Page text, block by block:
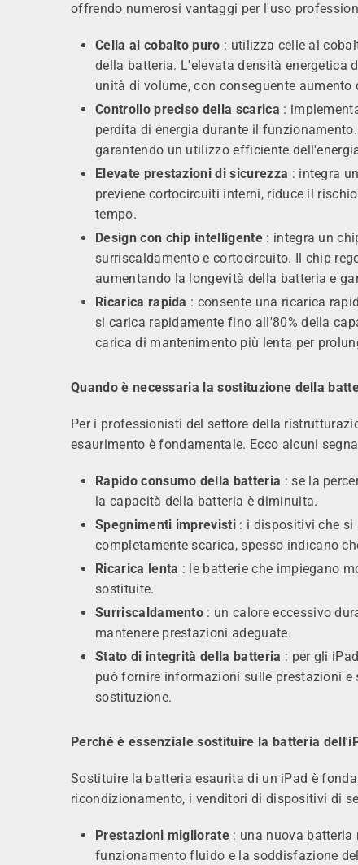
offrendo numerosi vantaggi per l'uso
Cella al cobalto puro : utilizza celle al
della batteria. L'elevata densità energetica
unità di volume, con conseguente
Controllo preciso della scarica :
perdita di energia durante il
garantendo un utilizzo efficiente
Elevate prestazioni di sicurezza : integra
previene cortocircuiti interni, riduce il
tempo.
Design con chip intelligente: integra un
surriscaldamento e cortocircuito. Il chip
aumentando la longevità della batteria e
Ricarica rapida : consente una ricarica
si carica rapidamente fino all'80% della
carica di mantenimento più lenta per
Quando è necessaria la sostituzione della
Per i professionisti del settore della
esaurimento è fondamentale. Ecco alcuni
Rapido consumo della batteria : se la
la capacità della batteria è diminuita.
Spegnimenti imprevisti : i dispositivi che si
completamente scarica, spesso indicano
Ricarica lenta : le batterie che impiegano
sostituite.
Surriscaldamento : un calore eccessivo
mantenere prestazioni adeguate.
Stato di integrità della batteria : per gli
può fornire informazioni sulle prestazioni
sostituzione.
Perché è essenziale sostituire la batteria
Sostituire la batteria esaurita di un iPad è
ricondizionamento, i venditori di dispositivi di
Prestazioni migliorate : una nuova
funzionamento fluido e la soddisfazione